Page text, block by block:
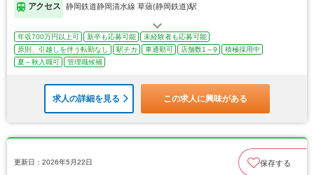
アクセス 静岡鉄道静岡清水線 草薙(静岡鉄道)駅
年収700万円以上可 新卒も応募可能
未経験者も応募可能
原則、引越しを伴う転勤なし
駅チカ 車通勤可 店舗数1～9
積極採用中
夏～秋入職可
管理職候補
求人の詳細を見る この求人に興味がある
更新日：2026年5月22日 保存する